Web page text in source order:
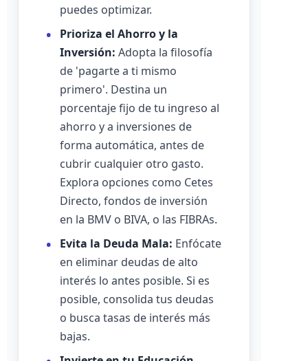
puedes optimizar.
Prioriza el Ahorro y la
Inversión: Adopta la filosofía
de 'pagarte a ti mismo
primero'. Destina un
porcentaje fijo de tu ingreso al
ahorro y a inversiones de
forma automática, antes de
cubrir cualquier otro gasto.
Explora opciones como Cetes
Directo, fondos de inversión
en la BMV o BIVA, o las FIBRAs.
Evita la Deuda Mala: Enfócate
en eliminar deudas de alto
interés lo antes posible. Si es
posible, consolida tus deudas
o busca tasas de interés más
bajas.